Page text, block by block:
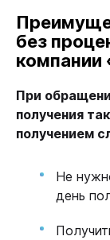
без
компании
При
получения
получением
Не
день